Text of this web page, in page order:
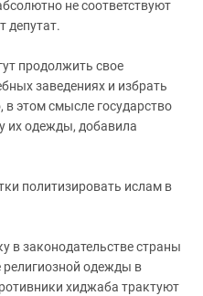
не соответствуют
депутат.
продолжить свое
заведениях и избрать
этом смысле государство
их одежды, добавила
политизировать ислам в
в законодательстве страны
религиозной одежды в
хиджаба трактуют